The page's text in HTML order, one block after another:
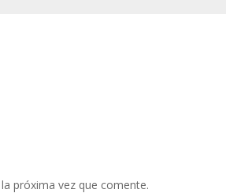
próxima vez que comente.